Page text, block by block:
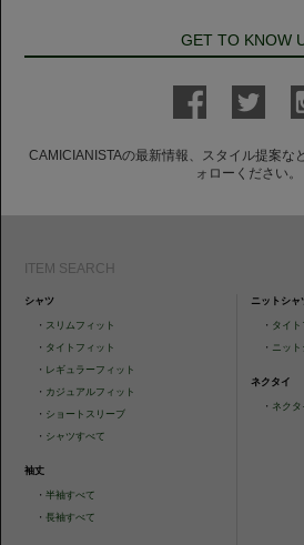
GET TO KNOW
CAMICIANISTAの最新情報、スタイル提案な
ォローください。
ITEM SEARCH
シャツ
・ スリムフィット
・ タイトフィット
・ レギュラーフィット
・ カジュアルフィット
・ ショートスリーブ
・ シャツすべて
袖丈
・半袖すべて
・長袖すべて
ニットシャ
・ タイト
・ ニット
ネクタイ
・ ネクタ